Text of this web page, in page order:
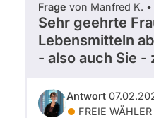
Frage von Manfred K.
Sehr geehrte
Lebensmitteln
- also auch Sie -
Antwort
FREIE WÄHLER